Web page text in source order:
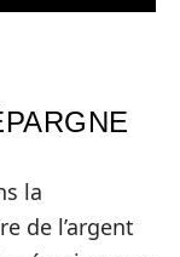
la
de l’argent